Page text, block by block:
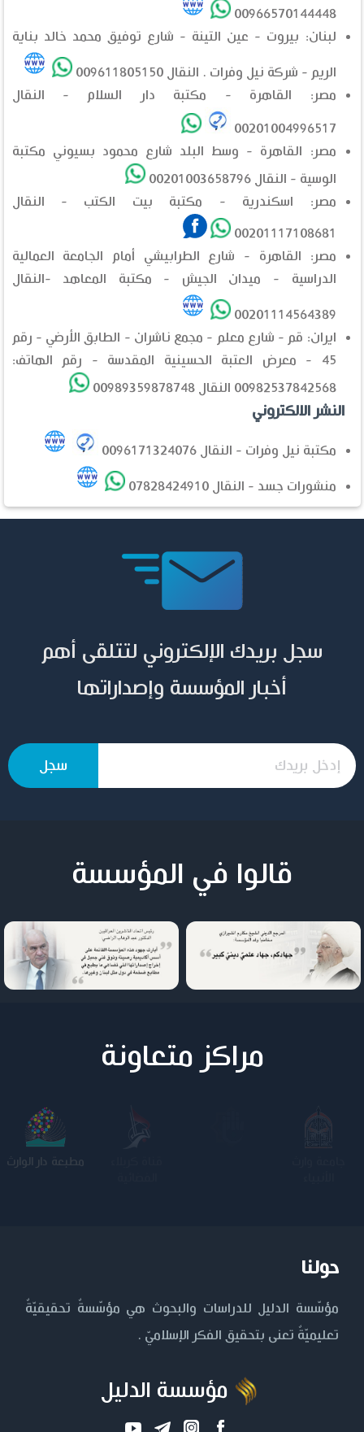
00966570144448
لبنان: بيروت - عين التينة - شارع توفيق محمد خالد بناية
الريم - شركة نيل وفرات . النقال 009611805150
مصر: القاهرة - مكتبة دار السلام - النقال
00201004996517
مصر: القاهرة - وسط البلد شارع محمود بسيوني مكتبة
الوسية - النقال 00201003658796
مصر: اسكندرية - مكتبة بيت الكتب - النقال
00201117108681
مصر: القاهرة - شارع الطرابيشي أمام الجامعة العمالية
الدراسية - ميدان الجيش - مكتبة المعاهد -النقال
00201114564389
ايران: قم - شارع معلم - مجمع ناشران - الطابق الأرضي - رقم
45 - معرض العتبة الحسينية المقدسة - رقم الهاتف:
00982537842568 النقال 00989359878748
النشر الالكتروني
مكتبة نيل وفرات - النقال 0096171324076
منشورات جسد - النقال 07828424910
سجل بريدك الإلكتروني لتتلقى أهم
أخبار المؤسسة وإصداراتها
قالوا في المؤسسة
مراكز متعاونة
مطبعة دار الوارث
حولنا
مؤسّسة الدليل للدراسات والبحوث هي مؤسّسةٌ تحقيقيّةٌ
تعليميّةٌ تعنى بتحقيق الفكر الإسلاميّ .
مؤسسة الدليل